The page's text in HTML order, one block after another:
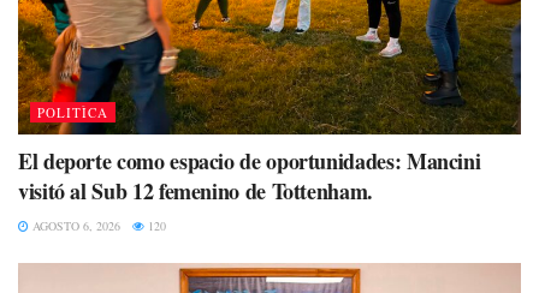
POLITÌCA
El deporte como espacio de oportunidades: Mancini
visitó al Sub 12 femenino de Tottenham.
AGOSTO 6, 2026 120